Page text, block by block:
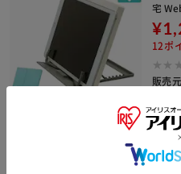
宅
台 読
ド タ
12ポ
販売
ブラ
販
ブル